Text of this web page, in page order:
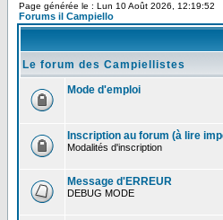
Page générée le : Lun 10 Août 2026, 12:19:52
Forums il Campiello
Le forum des Campiellistes
Mode d'emploi
Inscription au forum (à lire
Modalités d'inscription
Message d'ERREUR
DEBUG MODE